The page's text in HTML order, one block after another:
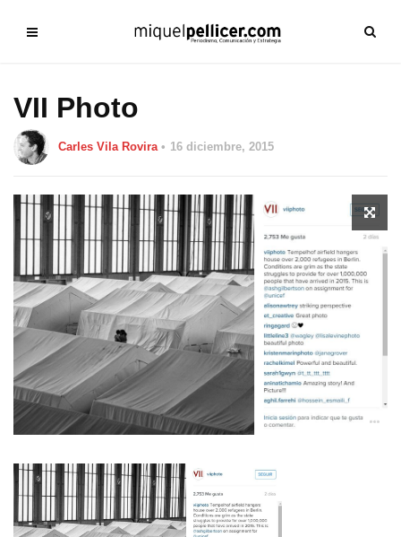
VII Photo
Carles Vila Rovira 16 diciembre, 2015